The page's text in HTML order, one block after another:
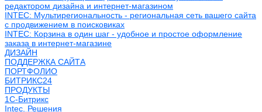
редактором дизайна и интернет-магазином
INTEC: Мультирегиональность - региональная сеть вашего сайта
с продвижением в поисковиках
INTEC: Корзина в один шаг - удобное и простое оформление
заказа в интернет-магазине
ДИЗАЙН
ПОДДЕРЖКА САЙТА
ПОРТФОЛИО
БИТРИКС24
ПРОДУКТЫ
1С-Битрикс
Intec. Решения